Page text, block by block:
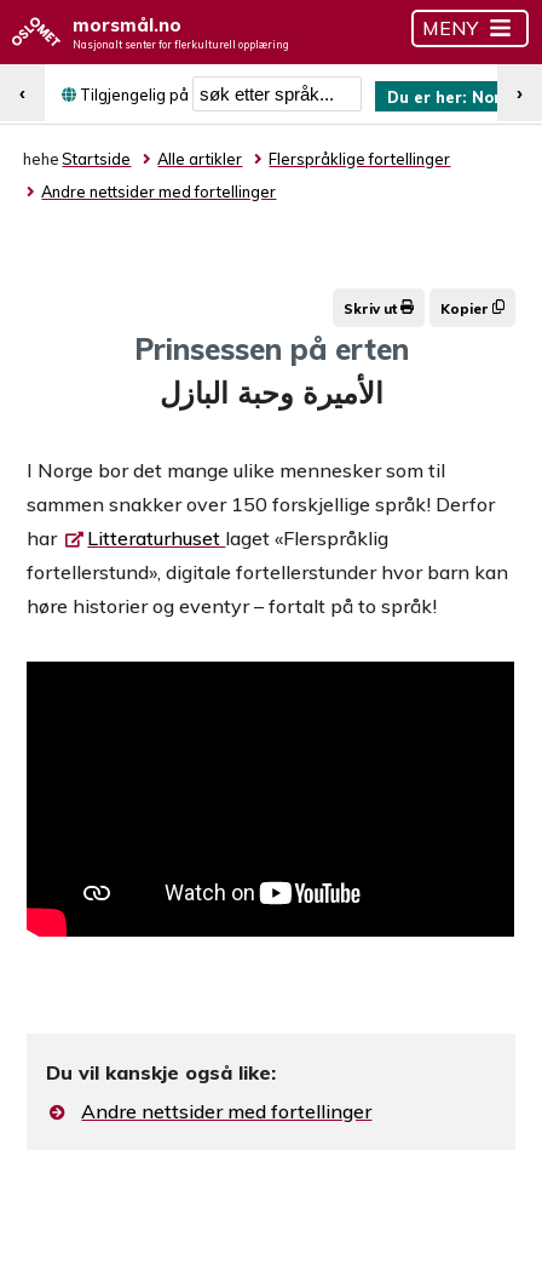
morsmål.no
Nasjonalt senter for flerkulturell opplæring
MENY
Tilgjengelig på
Søk etter språk
Du er her: Norsk
‹ ›
hehe Startside Alle artikler
Flerspråklige fortellinger
Andre nettsider med fortellinger
Skriv ut Kopier
Prinsessen på erten
الأميرة وحبة البازل
I Norge bor det mange ulike mennesker som til
sammen snakker over 150 forskjellige språk! Derfor
har
Litteraturhuset laget «Flerspråklig
fortellerstund», digitale fortellerstunder hvor barn kan
høre historier og eventyr – fortalt på to språk!
Du vil kanskje også like:
Andre nettsider med fortellinger